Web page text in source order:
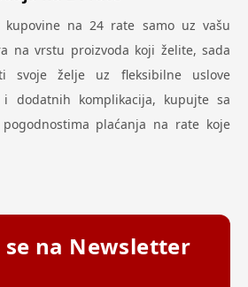
kupovine na 24 rate samo uz vašu
na vrstu proizvoda koji želite, sada
svoje želje uz fleksibilne uslove
i dodatnih komplikacija, kupujte sa
plaćanja na rate koje
na Newsletter